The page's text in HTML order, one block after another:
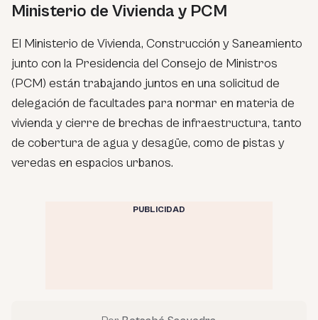
Ministerio de Vivienda y PCM
El Ministerio de Vivienda, Construcción y Saneamiento
junto con la Presidencia del Consejo de Ministros
(PCM) están trabajando juntos en una solicitud de
delegación de facultades para normar en materia de
vivienda y cierre de brechas de infraestructura, tanto
de cobertura de agua y desagüe, como de pistas y
veredas en espacios urbanos.
PUBLICIDAD